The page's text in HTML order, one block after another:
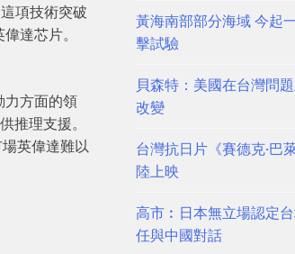
項技術突破
達芯片。
力方面的領
推理支援。
英偉達難以
黃海南部部分海域 今起
擊試驗
貝森特：美國在台灣問
改變
台灣抗日片《賽德克·巴
陸上映
高市︰日本無立場認定
任與中國對話